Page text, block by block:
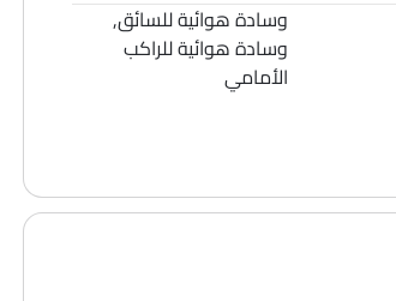
وسادة هوائية للسائق,
وسادة هوائية للراكب
الأمامي